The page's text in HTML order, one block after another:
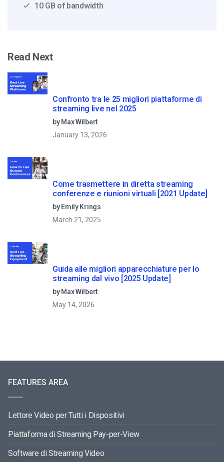
10 GB of bandwidth
Read Next
Confronto tra le 25 migliori piattaforme di
streaming live nel 2025
by Max Wilbert
January 13, 2026
Come trasmettere in diretta streaming
conferenze e riunioni virtuali [2021 Update]
by Emily Krings
March 21, 2025
Guida alle migliori apparecchiature per lo
streaming dal vivo [2025 Update]
by Max Wilbert
May 14, 2026
FEATURES AREA
Lettore Video per Tutti i Dispositivi
Piattaforma di Streaming Pay-per-View
Software di Streaming Video